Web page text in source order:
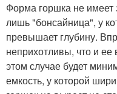
Форма горшка не имеет
лишь "бонсайница", у
превышает глубину.
неприхотливы, что и
этом случае будет
емкость, у которой